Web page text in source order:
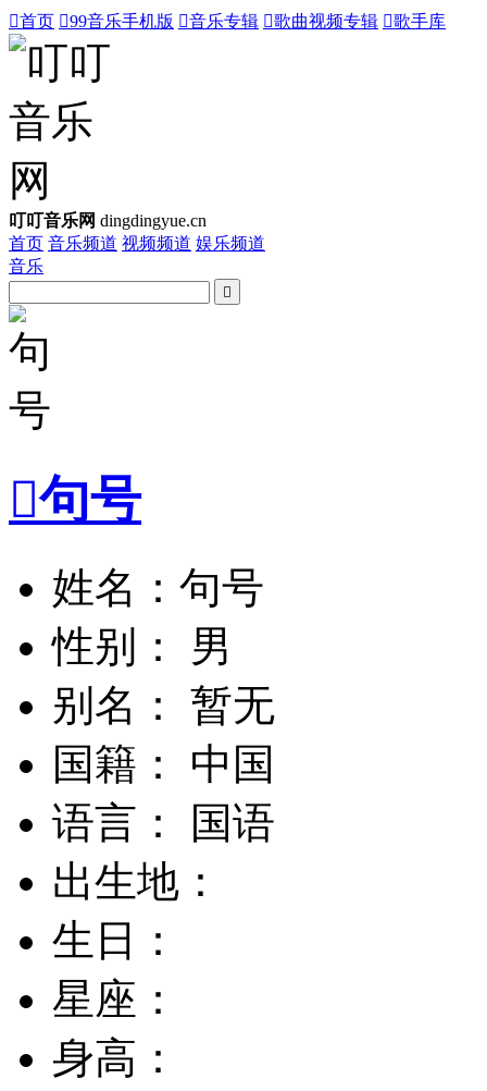
首页 99音乐手机版 音乐专辑 歌曲视频专辑 歌手库
叮叮音乐网 dingdingyue.cn
首页 音乐频道 视频频道 娱乐频道
音乐

句号
姓名：句号
性别： 男
别名： 暂无
国籍： 中国
语言： 国语
出生地：
生日：
星座：
身高：